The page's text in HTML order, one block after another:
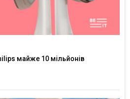
майже 10 мільйонів